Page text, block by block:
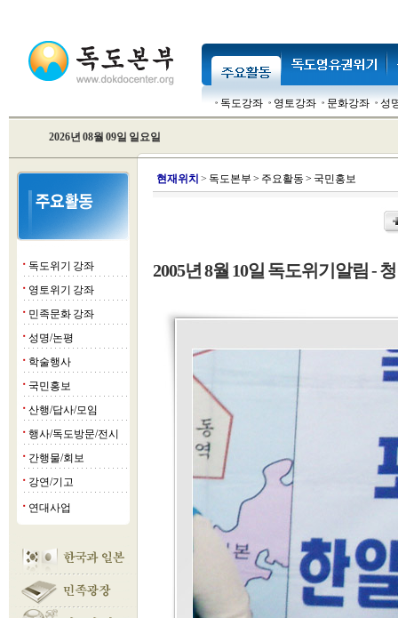
독도강좌 영토강좌 문화강좌 성
2026년 08월 09일 일요일
■ 독도위기 강좌
■ 영토위기 강좌
■ 민족문화 강좌
■ 성명/논평
■ 학술행사
■ 국민홍보
■ 산행/답사/모임
■ 행사/독도방문/전시
■ 간행물/회보
■ 강연/기고
■ 연대사업
현재위치 > 독도본부 > 주요활동 > 국민홍보
2005년 8월 10일 독도위기알림 -